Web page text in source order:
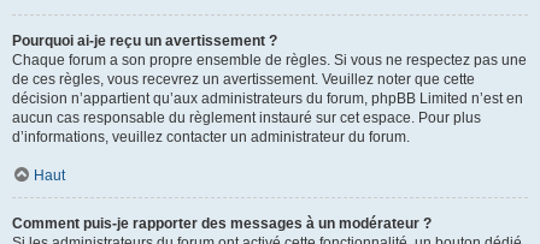
Pourquoi ai-je reçu un avertissement ?
Chaque forum a son propre ensemble de règles. Si vous ne respectez pas une
de ces règles, vous recevrez un avertissement. Veuillez noter que cette
décision n’appartient qu’aux administrateurs du forum, phpBB Limited n’est en
aucun cas responsable du règlement instauré sur cet espace. Pour plus
d’informations, veuillez contacter un administrateur du forum.
Haut
Comment puis-je rapporter des messages à un modérateur ?